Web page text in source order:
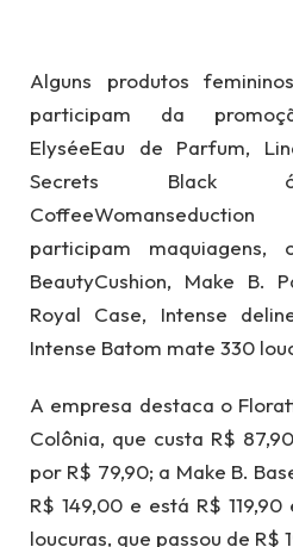
Alguns produtos
participam da
ElyséeEau de Parfum,
Secrets Black
participam maquiagens,
BeautyCushion, Make B.
Royal Case, Intense
Intense Batom mate 330
A empresa destaca o
Colônia, que custa R$
por R$ 79,90; a Make B.
R$ 149,00 e está R$
loucuras, que passou de R$